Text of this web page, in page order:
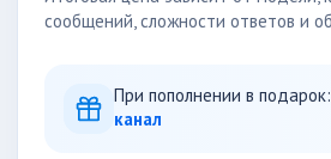
сообщений, сложности ответов и
При пополнении в подарок:
канал